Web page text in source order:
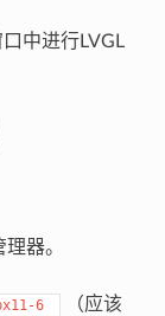
中进行LVGL
器。
6
（应该